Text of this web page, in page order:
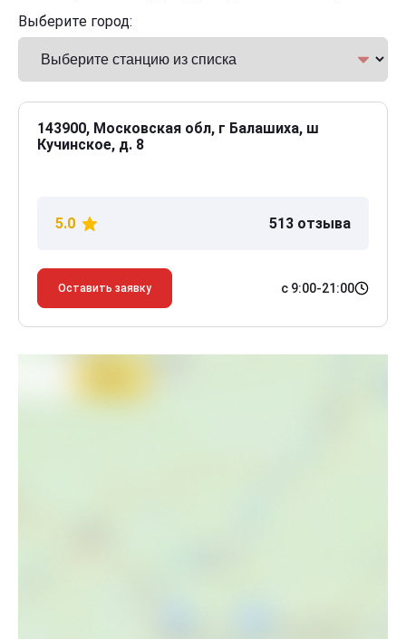
Выберите город:
143900, Московская обл, г Балашиха, ш
Кучинское, д. 8
5.0 513 отзыва
Оставить заявку с 9:00-21:00